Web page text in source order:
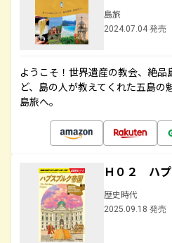
島旅
2024.07.04 発売
ようこそ！世界遺産の教会、絶
ど、島の人が教えてくれた五島の
島旅へ。
Ｈ０２ ハプ
歴史時代
2025.09.18 発売